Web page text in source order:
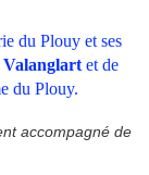
du Plouy et ses
Valanglart et de
du Plouy.
accompagné de